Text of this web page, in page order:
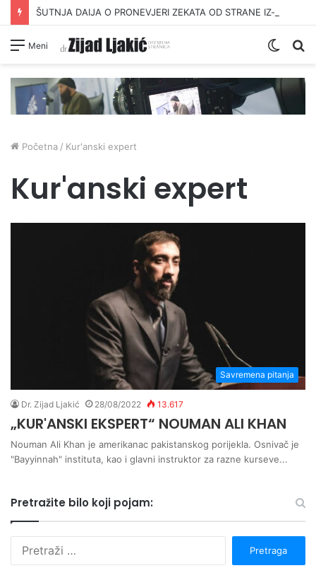
ŠUTNJA DAIJA O PRONEVJERI ZEKATA OD STRANE IZ-a
Meni
Switch
Početna / Kur'anski expert
Kur'anski expert
Savremena pitanja
Dr. Zijad Ljakić 28/08/2022 13.617
„KUR'ANSKI EKSPERT“ NOUMAN ALI KHAN
Nouman Ali Khan je amerikanac pakistanskog porijekla. Osnivač je
"Bayyinnah" instituta, kao i glavni instruktor za razne kurseve...
Pretražite bilo koji pojam: